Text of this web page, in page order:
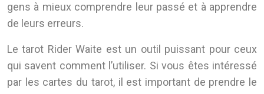
gens à mieux comprendre leur passé et à apprendre
de leurs erreurs.
Le tarot Rider Waite est un outil puissant pour ceux
qui savent comment l’utiliser. Si vous êtes intéressé
par les cartes du tarot, il est important de prendre le